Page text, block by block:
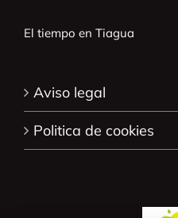
El tiempo en Tiagua
Aviso legal
Politica de cookies